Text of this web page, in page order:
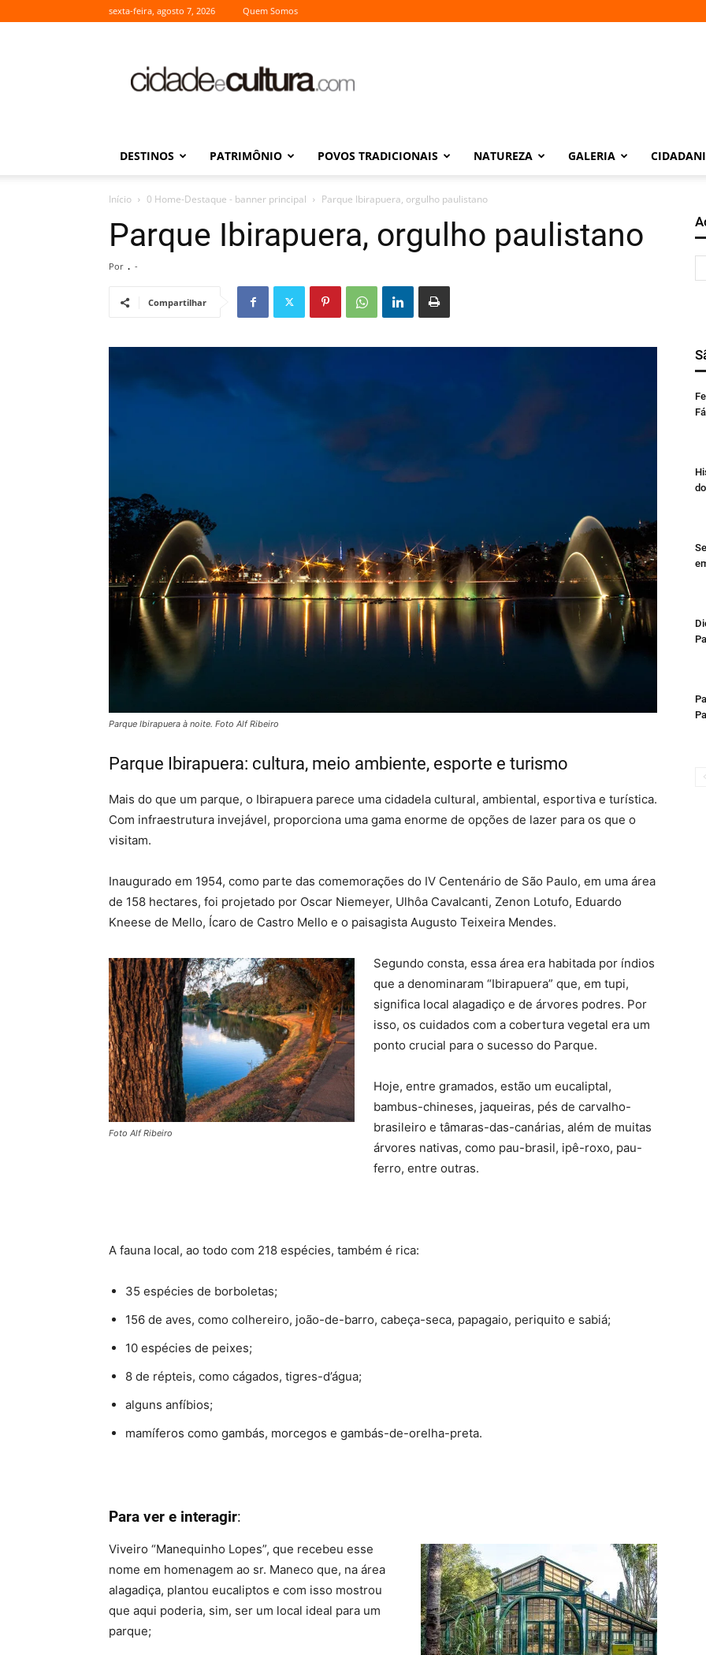
sexta-feira, agosto 7, 2026 Quem Somos
Cultura
DESTINOS PATRIMÔNIO POVOS TRADICIONAIS NATUREZA GALERIA
Início 0 Home-Destaque - banner principal Parque Ibirapuera, orgulho paulistano
Parque Ibirapuera, orgulho paulistano
Por . -
Compartilhar
Parque Ibirapuera à noite. Foto Alf Ribeiro
Parque Ibirapuera: cultura, meio ambiente, esporte e turismo
Mais do que um parque, o Ibirapuera parece uma cidadela cultural, ambiental, esportiva e turística.
Com infraestrutura invejável, proporciona uma gama enorme de opções de lazer para os que o
visitam.
Inaugurado em 1954, como parte das comemorações do IV Centenário de São Paulo, em uma área
de 158 hectares, foi projetado por Oscar Niemeyer, Ulhôa Cavalcanti, Zenon Lotufo, Eduardo
Kneese de Mello, Ícaro de Castro Mello e o paisagista Augusto Teixeira Mendes.
Foto Alf Ribeiro
Segundo consta, essa área era habitada por índios
que a denominaram “Ibirapuera” que, em tupi,
significa local alagadiço e de árvores podres. Por
isso, os cuidados com a cobertura vegetal era um
ponto crucial para o sucesso do Parque.
Hoje, entre gramados, estão um eucaliptal,
bambus-chineses, jaqueiras, pés de carvalho-
brasileiro e tâmaras-das-canárias, além de muitas
árvores nativas, como pau-brasil, ipê-roxo, pau-
ferro, entre outras.
A fauna local, ao todo com 218 espécies, também é rica:
35 espécies de borboletas;
156 de aves, como colhereiro, joão-de-barro, cabeça-seca, papagaio, periquito e sabiá;
10 espécies de peixes;
8 de répteis, como cágados, tigres-d’água;
alguns anfíbios;
mamíferos como gambás, morcegos e gambás-de-orelha-preta.
Para ver e interagir:
Viveiro “Manequinho Lopes”, que recebeu esse
nome em homenagem ao sr. Maneco que, na área
alagadiça, plantou eucaliptos e com isso mostrou
que aqui poderia, sim, ser um local ideal para um
parque;